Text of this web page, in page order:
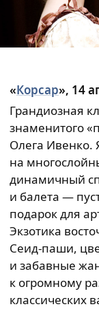
«Корсар», 14
Грандиозная
знаменитого
Олега
на
динамичный
и балета —
подарок для
Экзотика
Сеид-паши,
и забавные
к огромному
классических